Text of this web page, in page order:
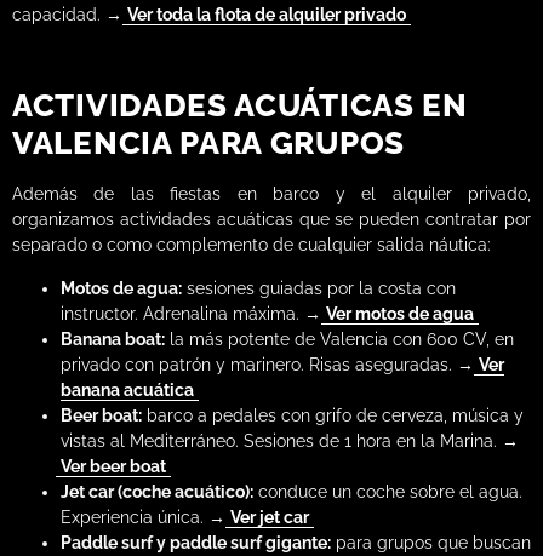
capacidad. → Ver toda la flota de alquiler privado
ACTIVIDADES ACUÁTICAS EN
VALENCIA PARA GRUPOS
Además de las fiestas en barco y el alquiler privado,
organizamos actividades acuáticas que se pueden contratar por
separado o como complemento de cualquier salida náutica:
Motos de agua: sesiones guiadas por la costa con
instructor. Adrenalina máxima. → Ver motos de agua
Banana boat: la más potente de Valencia con 600 CV, en
privado con patrón y marinero. Risas aseguradas. → Ver
banana acuática
Beer boat: barco a pedales con grifo de cerveza, música y
vistas al Mediterráneo. Sesiones de 1 hora en la Marina. →
Ver beer boat
Jet car (coche acuático): conduce un coche sobre el agua.
Experiencia única. → Ver jet car
Paddle surf y paddle surf gigante: para grupos que buscan